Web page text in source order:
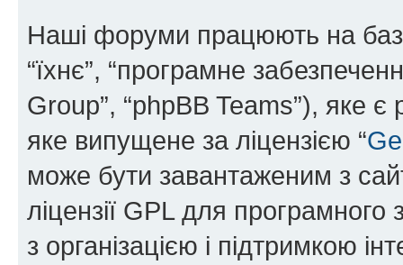
Наші форуми працюють на
“їхнє”, “програмне
Group”, “phpBB Teams”), яке
яке випущене за ліцензією “
може бути завантаженим з
ліцензії GPL для
з організацією і підтримкою